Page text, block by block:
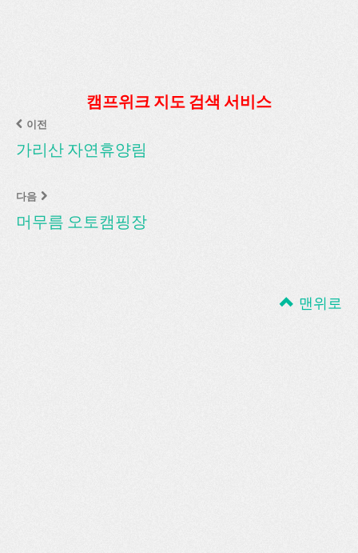
캠프위크 지도 검색 서비스
이전
가리산 자연휴양림
다음
머무름 오토캠핑장
맨위로